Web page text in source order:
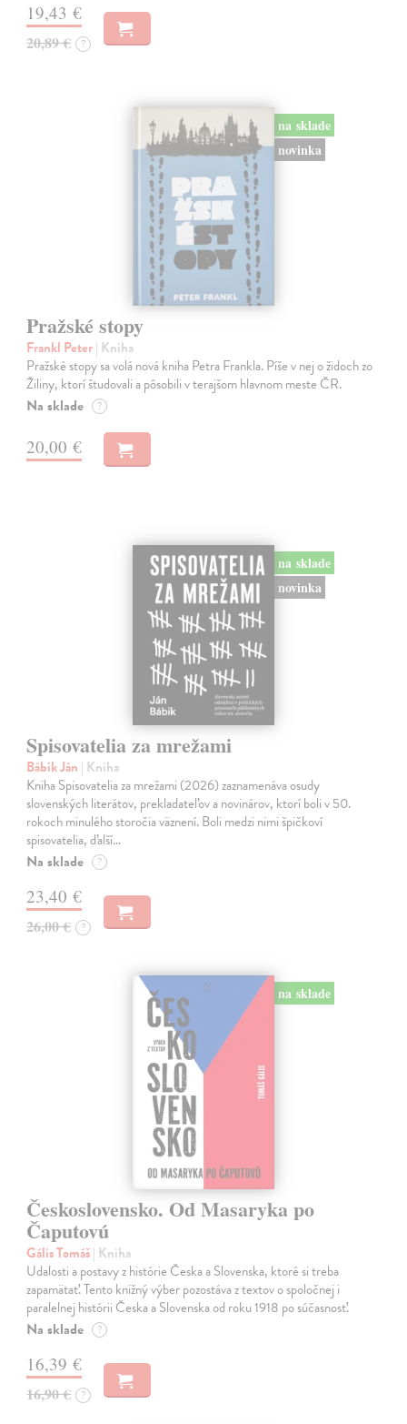
19,43 €
20,89 € ?
na sklade
novinka
Pražské stopy
Frankl Peter| Kniha
Pražské stopy sa volá nová kniha Petra Frankla. Píše v nej o židoch zo
Žiliny, ktorí študovali a pôsobili v terajšom hlavnom meste ČR.
Na sklade ?
20,00 €
na sklade
novinka
Spisovatelia za mrežami
Bábik Ján | Kniha
Kniha Spisovatelia za mrežami (2026) zaznamenáva osudy
slovenských literátov, prekladateľov a novinárov, ktorí boli v 50.
rokoch minulého storočia väznení. Boli medzi nimi špičkoví
spisovatelia, ďalší…
Na sklade ?
23,40 €
26,00 € ?
na sklade
Československo. Od Masaryka po
Čaputovú
Gális Tomáš| Kniha
Udalosti a postavy z histórie Česka a Slovenska, ktoré si treba
zapamätať. Tento knižný výber pozostáva z textov o spoločnej i
paralelnej histórii Česka a Slovenska od roku 1918 po súčasnosť.
Na sklade ?
16,39 €
16,90 € ?